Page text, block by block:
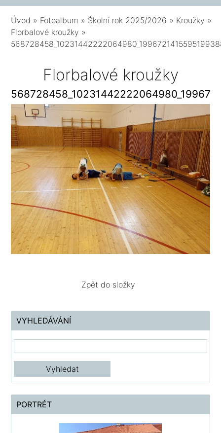
Úvod » Fotoalbum » Školní rok 2025/2026 » Kroužky »
Florbalové kroužky »
Florbalové kroužky
Zpět do složky
VYHLEDÁVÁNÍ
PORTRÉT